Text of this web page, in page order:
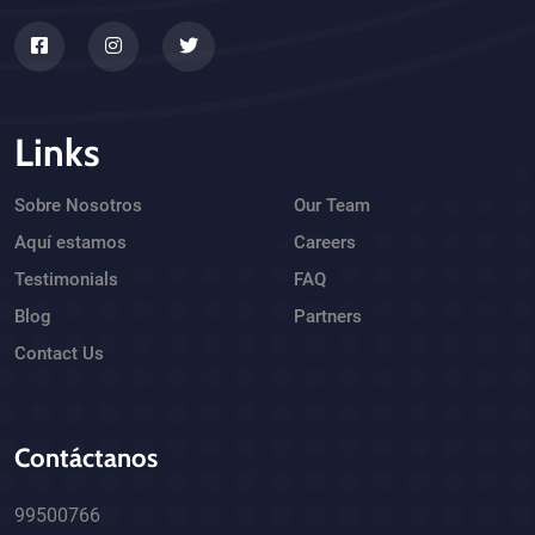
Links
Sobre Nosotros
Aquí estamos
Testimonials
Blog
Contact Us
Our Team
Careers
FAQ
Partners
Contáctanos
99500766